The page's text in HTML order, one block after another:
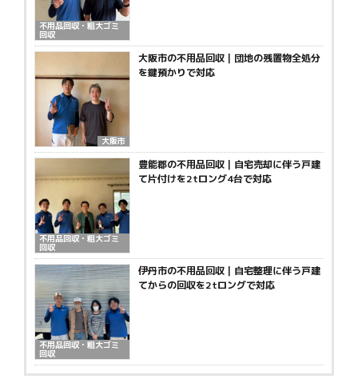
不用品回収・粗大ゴミ
回収
大阪市
大阪市の不用品回収｜団地の残置物全処分
を鍵預かりで対応
不用品回収・粗大ゴミ
回収
豊能郡の不用品回収｜自宅売却に伴う戸建
て片付けを2tロング4台で対応
不用品回収・粗大ゴミ
回収
伊丹市の不用品回収｜自宅整理に伴う戸建
てからの回収を2tロングで対応